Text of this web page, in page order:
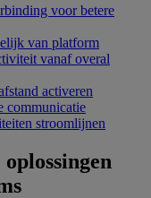
voor betere
van platform
vanaf overal
activeren
communicatie
stroomlijnen